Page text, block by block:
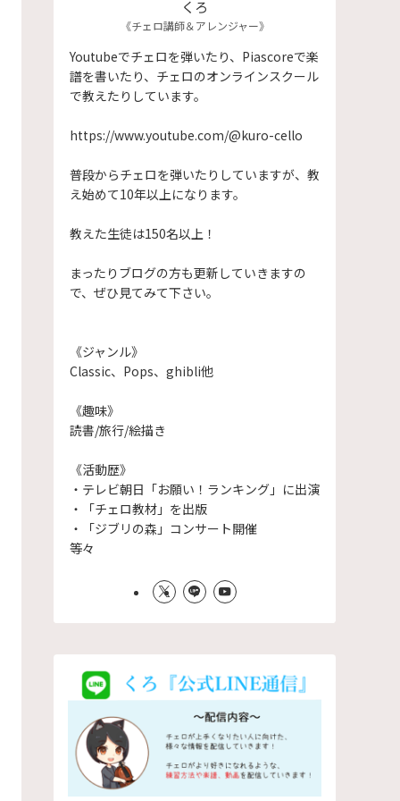
くろ
《チェロ講師＆アレンジャー》
Youtubeでチェロを弾いたり、Piascoreで楽
譜を書いたり、チェロのオンラインスクール
で教えたりしています。
https://www.youtube.com/@kuro-cello
普段からチェロを弾いたりしていますが、教
え始めて10年以上になります。
​教えた生徒は150名以上！
まったりブログの方も更新していきますの
で、ぜひ見てみて下さい。
《ジャンル》
Classic、Pops、ghibli他
《趣味》
読書/旅行/絵描き
《活動歴》
・テレビ朝日「お願い！ランキング」に出演
・「チェロ教材」を出版
・「ジブリの森」コンサート開催
等々